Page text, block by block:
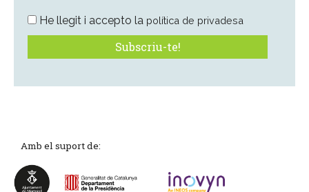
He llegit i accepto la política de privadesa
Amb el suport de: